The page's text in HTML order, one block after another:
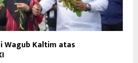
Wagub Kaltim atas